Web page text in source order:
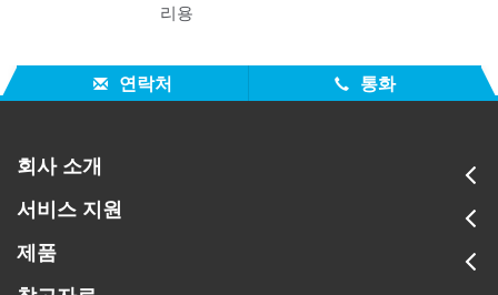
리용
연락처 통화
회사 소개
서비스 지원
제품